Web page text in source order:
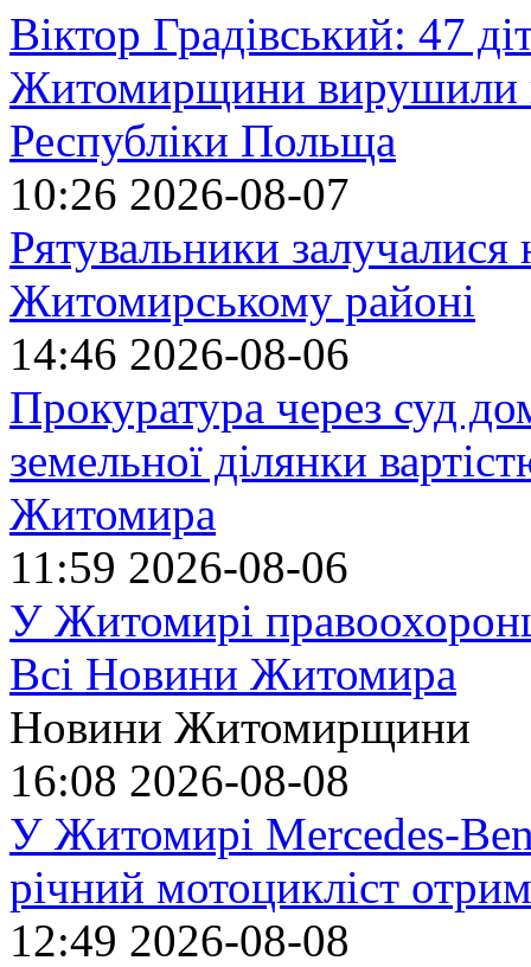
Віктор Градівський: 47
Житомирщини вирушили
Республіки Польща
10:26 2026-08-07
Рятувальники
Житомирському районі
14:46 2026-08-06
Прокуратура через суд
земельної ділянки
Житомира
11:59 2026-08-06
У Житомирі
Всі Новини Житомира
Новини Житомирщини
16:08 2026-08-08
У Житомирі Mercedes-
річний мотоцикліст
12:49 2026-08-08